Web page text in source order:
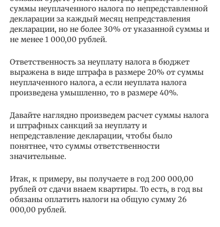
суммы неуплаченного налога по непредставленной
декларации за каждый месяц непредставления
декларации, но не более 30% от указанной суммы и
не менее 1 000,00 рублей.
Ответственность за неуплату налога в бюджет
выражена в виде штрафа в размере 20% от суммы
неуплаченного налога, а если неуплата налога
произведена умышленно, то в размере 40%.
Давайте наглядно произведем расчет суммы налога
и штрафных санкций за неуплату и
непредставление декларации, чтобы было
понятнее, что суммы ответственности
значительные.
Итак, к примеру, вы получаете в год 200 000,00
рублей от сдачи внаем квартиры. То есть, в год вы
обязаны оплатить налоги на общую сумму 26
000,00 рублей.